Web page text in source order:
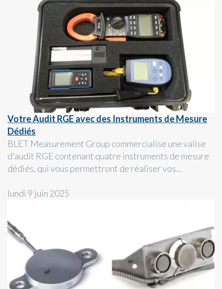
Votre Audit RGE avec des Instruments de Mesure
Dédiés
BLET Measurement Group commercialise une valise
d'audit RGE contenant quatre instruments de mesure
dédiés, qui vous permettront de réaliser vos...
lundi 9 juin 2025